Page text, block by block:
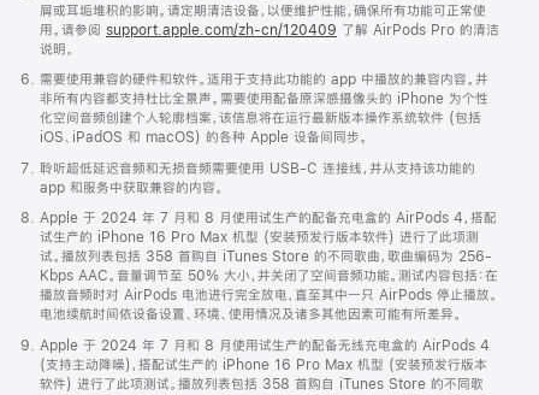
屑或耳垢堆积的影响。请定期清洁设备，以便维护性能，确保所有功能可正常使
用。请参阅 support.apple.com/zh-cn/120409 了解 AirPods Pro 的清洁
说明。
需要使用兼容的硬件和软件。适用于支持此功能的 app 中播放的兼容内容。并
非所有内容都支持杜比全景声。需要使用配备原深感摄像头的 iPhone 为个性
化空间音频创建个人轮廓档案，该信息将在运行最新版本操作系统软件 (包括
iOS、iPadOS 和 macOS) 的各种 Apple 设备间同步。
聆听超低延迟音频和无损音频需要使用 USB-C 连接线，并从支持该功能的
app 和服务中获取兼容的内容。
Apple 于 2024 年 7 月和 8 月使用试生产的配备充电盒的 AirPods 4，搭配
试生产的 iPhone 16 Pro Max 机型 (安装预发行版本软件) 进行了此项测
试。播放列表包括 358 首购自 iTunes Store 的不同歌曲，歌曲编码为 256-
Kbps AAC。音量调节至 50% 大小，并关闭了空间音频功能。测试内容包括：在
播放音频时对 AirPods 电池进行完全放电，直至其中一只 AirPods 停止播放。
电池续航时间依设备设置、环境、使用情况及诸多其他因素可能有所差异。
Apple 于 2024 年 7 月和 8 月使用试生产的配备无线充电盒的 AirPods 4
(支持主动降噪)，搭配试生产的 iPhone 16 Pro Max 机型 (安装预发行版本
软件) 进行了此项测试。播放列表包括 358 首购自 iTunes Store 的不同歌